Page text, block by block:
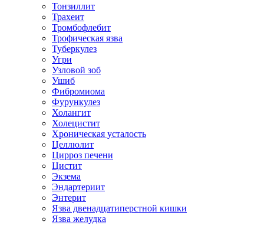
Тонзиллит
Трахеит
Тромбофлебит
Трофическая язва
Туберкулез
Угри
Узловой зоб
Ушиб
Фибромиома
Фурункулез
Холангит
Холецистит
Хроническая усталость
Целлюлит
Цирроз печени
Цистит
Экзема
Эндартериит
Энтерит
Язва двенадцатиперстной кишки
Язва желудка